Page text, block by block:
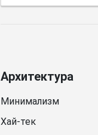
Архитектура
Минимализм
Хай-тек